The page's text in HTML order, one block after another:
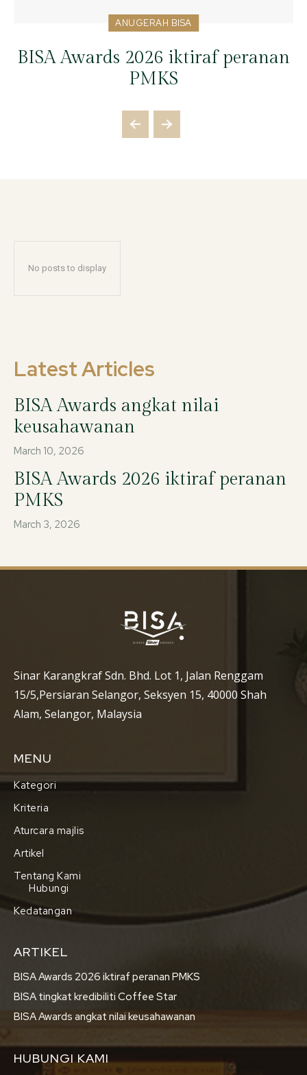
ANUGERAH BISA
BISA Awards 2026 iktiraf peranan
PMKS
No posts to display
Latest Articles
BISA Awards angkat nilai
keusahawanan
March 10, 2026
BISA Awards 2026 iktiraf peranan
PMKS
March 3, 2026
Sinar Karangkraf Sdn. Bhd. Lot 1, Jalan Renggam
15/5,Persiaran Selangor, Seksyen 15, 40000 Shah
Alam, Selangor, Malaysia
MENU
Kategori
Kriteria
Aturcara majlis
Artikel
Tentang Kami
Hubungi
Kedatangan
ARTIKEL
BISA Awards 2026 iktiraf peranan PMKS
BISA tingkat kredibiliti Coffee Star
BISA Awards angkat nilai keusahawanan
HUBUNGI KAMI